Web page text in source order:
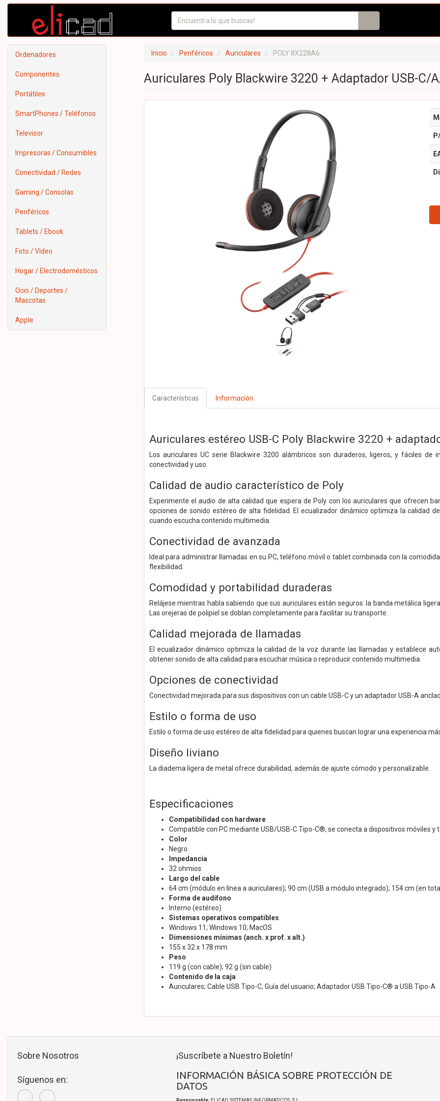
Ordenadores
Componentes
Portátiles
SmartPhones / Teléfonos
Televisor
Impresoras / Consumibles
Conectividad / Redes
Gaming / Consolas
Periféricos
Tablets / Ebook
Foto / Video
Hogar / Electrodomésticos
Ocio / Deportes /
Mascotas
Apple
Inicio Periféricos Auriculares POLY 8X228A6
Auriculares Poly Blackwire 3220 + Adaptador USB-
Características Información
Auriculares estéreo USB-C Poly Blackwire 3220 +
Los auriculares UC serie Blackwire 3200 alámbricos son duraderos, ligeros, y fáciles de
conectividad y uso.
Calidad de audio característico de Poly
Experimente el audio de alta calidad que espera de Poly con los auriculares que ofrecen
opciones de sonido estéreo de alta fidelidad. El ecualizador dinámico optimiza la calidad
cuando escucha contenido multimedia.
Conectividad de avanzada
Ideal para administrar llamadas en su PC, teléfono móvil o tablet combinada con la
flexibilidad.
Comodidad y portabilidad duraderas
Relájese mientras habla sabiendo que sus auriculares están seguros: la banda metálica
Las orejeras de polipiel se doblan completamente para facilitar su transporte.
Calidad mejorada de llamadas
El ecualizador dinámico optimiza la calidad de la voz durante las llamadas y establece
obtener sonido de alta calidad para escuchar música o reproducir contenido multimedia.
Opciones de conectividad
Conectividad mejorada para sus dispositivos con un cable USB-C y un adaptador USB-A
Estilo o forma de uso
Estilo o forma de uso estéreo de alta fidelidad para quienes buscan lograr una experiencia
Diseño liviano
La diadema ligera de metal ofrece durabilidad, además de ajuste cómodo y personalizable.
Especificaciones
Compatibilidad con hardware
Compatible con PC mediante USB/USB-C Tipo-C®, se conecta a dispositivos móviles
Color
Negro
Impedancia
32 ohmios
Largo del cable
64 cm (módulo en línea a auriculares); 90 cm (USB a módulo integrado); 154 cm (en
Forma de audífono
Interno (estéreo)
Sistemas operativos compatibles
Windows 11; Windows 10; MacOS
Dimensiones mínimas (anch. x prof. x alt.)
155 x 32 x 178 mm
Peso
119 g (con cable); 92 g (sin cable)
Contenido de la caja
Auriculares; Cable USB Tipo-C; Guía del usuario; Adaptador USB Tipo-C® a USB Tipo-A
Sobre Nosotros
Síguenos en:
¡Suscríbete a Nuestro Boletín!
INFORMACIÓN BÁSICA SOBRE PROTECCIÓN DE
DATOS